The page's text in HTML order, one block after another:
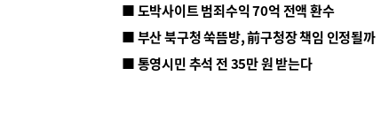
■ 도박사이트 범죄수익 70억 전액 환수
■ 부산 북구청 쑥뜸방, 前구청장 책임 인정될까
■ 통영시민 추석 전 35만 원 받는다